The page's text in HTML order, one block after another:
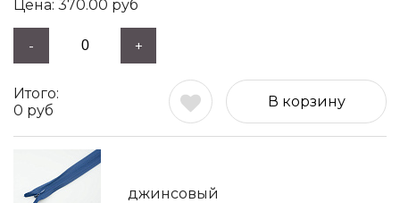
370.00 руб
- +
0 руб
В корзину
джинсовый